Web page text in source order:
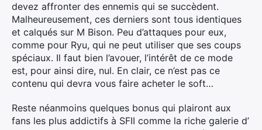
devez affronter des ennemis qui se succèdent.
Malheureusement, ces derniers sont tous identiques
et calqués sur M Bison. Peu d’attaques pour eux,
comme pour Ryu, qui ne peut utiliser que ses coups
spéciaux. Il faut bien l’avouer, l’intérêt de ce mode
est, pour ainsi dire, nul. En clair, ce n’est pas ce
contenu qui devra vous faire acheter le soft…
Reste néanmoins quelques bonus qui plairont aux
fans les plus addictifs à SFII comme la riche galerie d’